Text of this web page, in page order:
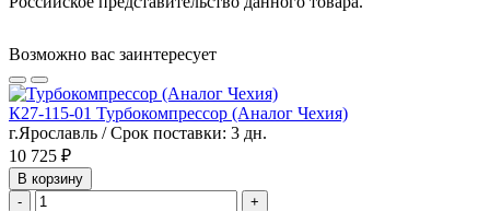
Возможно вас заинтересует
К27-115-01 Турбокомпрессор (Аналог Чехия)
г.Ярославль / Срок поставки: 3 дн.
10 725 ₽
В корзину
-
+